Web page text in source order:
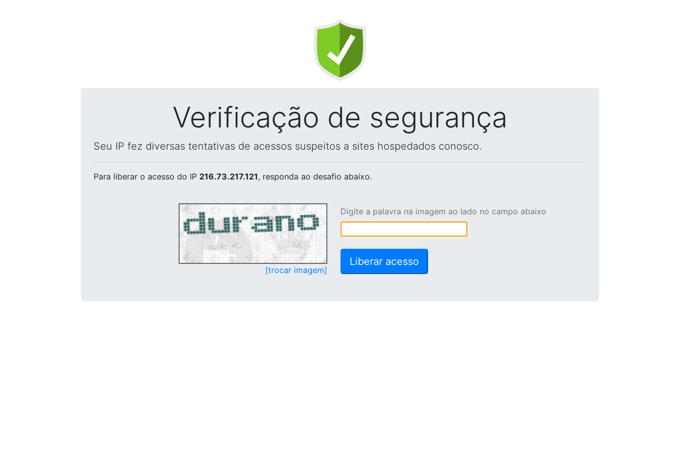
Verificação de segurança
Seu IP fez diversas tentativas de acessos suspeitos a sites hospedados conosco.
Para liberar o acesso do IP 216.73.217.121, responda ao desafio abaixo.
[trocar imagem]
Digite a palavra na imagem ao lado no campo abaixo